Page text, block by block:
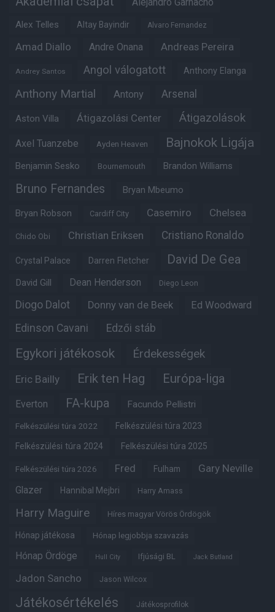
Alex Telles Altay Bayindir Alvaro Fernandez
Amad Diallo Andre Onana Andreas Pereira
Andrey Santos Angol válogatott Anthony Elanga
Anthony Martial Antony Arsenal
Aston Villa Átigazolási Center Átigazolások
Axel Tuanzebe Ayden Heaven Bajnokok Ligája
Benjamin Sesko Bournemouth Brandon Williams
Bruno Fernandes Bryan Mbeumo
Bryan Robson Cardiff City Casemiro Chelsea
Chido Obi Christian Eriksen Cristiano Ronaldo
Crystal Palace Darren Fletcher David De Gea
David Gill Dean Henderson Diego Leon
Diogo Dalot Donny van de Beek Ed Woodward
Edinson Cavani Edzői stáb
Egykori játékosok Érdekességek
Eric Bailly Erik ten Hag Európa-liga
Everton FA-kupa Facundo Pellistri
Felkészülési túra 2022 Felkészülési túra 2023
Felkészülési túra 2024 Felkészülési túra 2025
Felkészülési túra 2026 Fred Fulham Gary Neville
Glazer Hannibal Mejbri Harry Amass
Harry Maguire Híres magyar Vörös Ördögök
Hónap játékosa Hónap legjobbja szavazás
Hónap Ördöge Hull City Ifjúsági BL Jack Butland
Jadon Sancho Jason Wilcox
Játékosértékelés Játékosprofilok